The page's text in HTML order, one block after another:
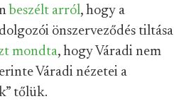
beszélt arról, hogy a
önszerveződés tiltása
mondta, hogy Váradi nem
Váradi nézetei a
tőlük.